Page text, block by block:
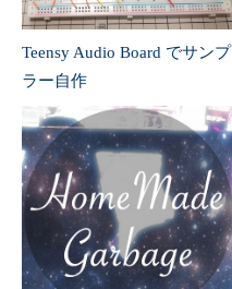
Teensy Audio Board でサンプ
ラー自作